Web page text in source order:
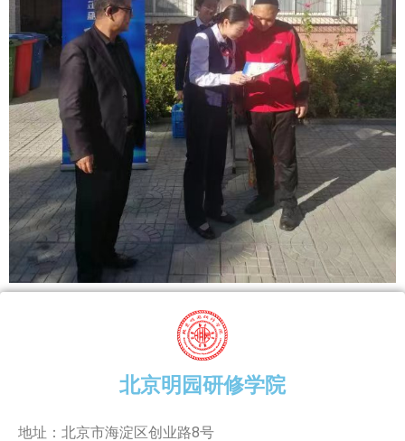
北京明园研修学院
地址：北京市海淀区创业路8号